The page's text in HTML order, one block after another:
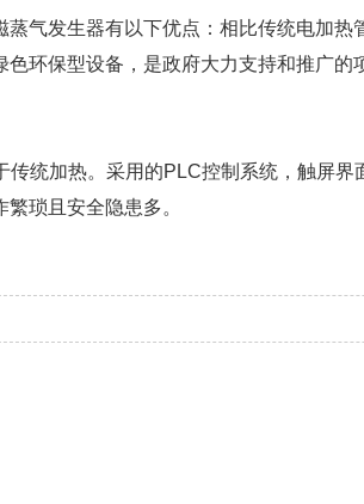
气发生器有以下优点：相比传统电加热
环保型设备，是政府大力支持和推广
统加热。采用的PLC控制系统，触屏
琐且安全隐患多。